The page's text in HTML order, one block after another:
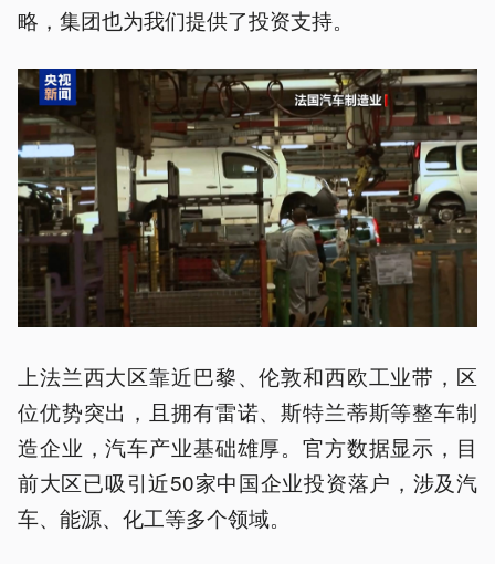
略，集团也为我们提供了投资支持。
上法兰西大区靠近巴黎、伦敦和西欧工业带，区
位优势突出，且拥有雷诺、斯特兰蒂斯等整车制
造企业，汽车产业基础雄厚。官方数据显示，目
前大区已吸引近50家中国企业投资落户，涉及汽
车、能源、化工等多个领域。